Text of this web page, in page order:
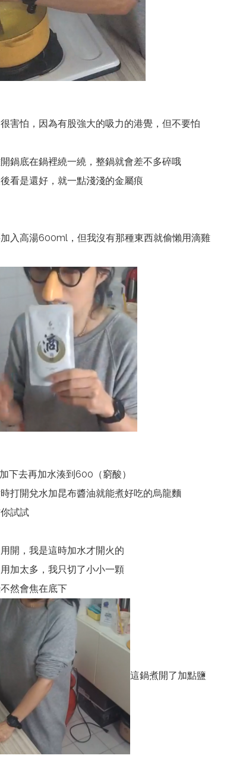
害怕，因為有股強大的吸力的港覺，但不要怕
鍋底在鍋裡繞一繞，整鍋就會差不多碎哦
看是還好，就一點淺淺的金屬痕
入高湯600ml，但我沒有那種東西就偷懶用滴雞
下去再加水湊到600（窮酸）
打開兌水加昆布醬油就能煮好吃的烏龍麵
試試
開，我是這時加水才開火的
加太多，我只切了小小一顆
然會焦在底下
這鍋煮開了加點鹽